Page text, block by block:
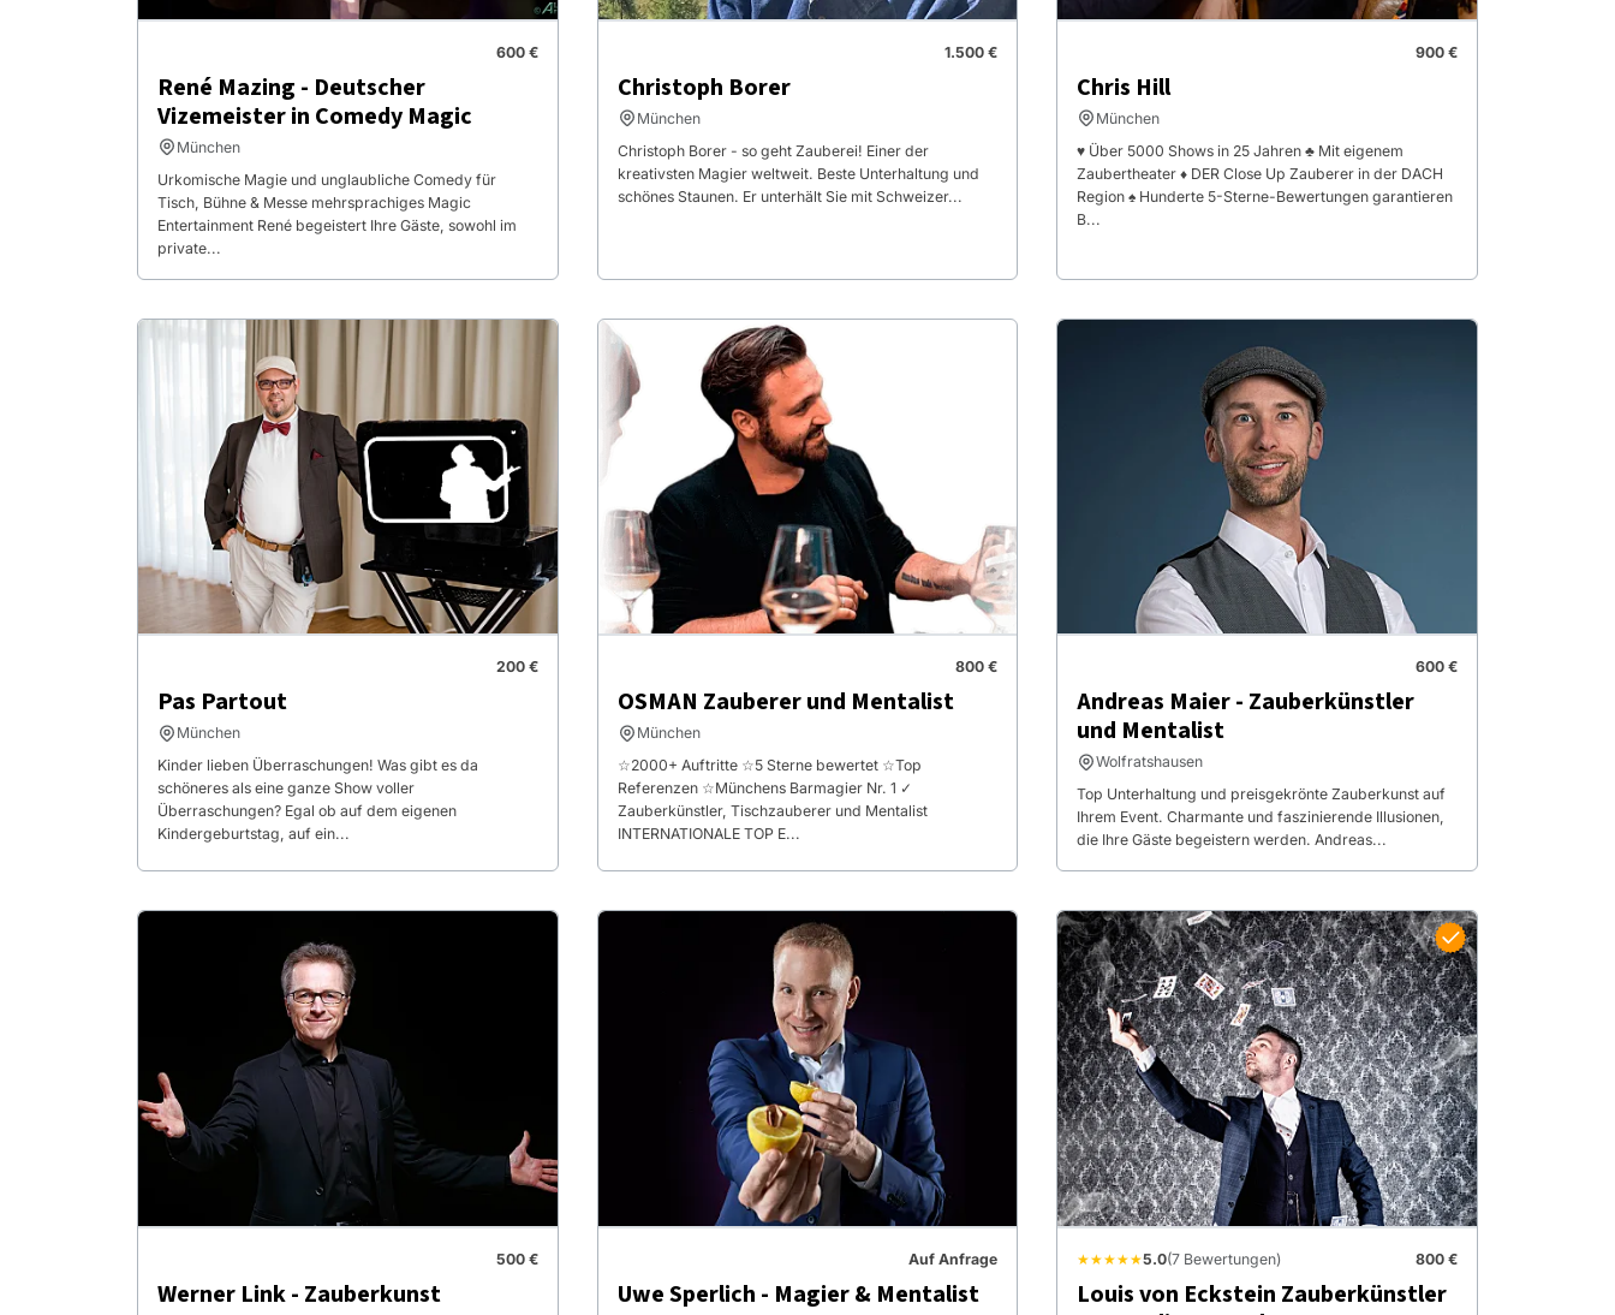
600 €
René Mazing - Deutscher
Vizemeister in Comedy Magic
München
Urkomische Magie und unglaubliche Comedy für
Tisch, Bühne & Messe mehrsprachiges Magic
Entertainment René begeistert Ihre Gäste, sowohl im
private...
1.500 €
Christoph Borer
München
Christoph Borer - so geht Zauberei! Einer der
kreativsten Magier weltweit. Beste Unterhaltung und
schönes Staunen. Er unterhält Sie mit Schweizer...
900 €
Chris Hill
München
♥ Über 5000 Shows in 25 Jahren ♣ Mit eigenem
Zaubertheater ♦ DER Close Up Zauberer in der DACH
Region ♠ Hunderte 5-Sterne-Bewertungen garantieren
B...
200 €
Pas Partout
München
Kinder lieben Überraschungen! Was gibt es da
schöneres als eine ganze Show voller
Überraschungen? Egal ob auf dem eigenen
Kindergeburtstag, auf ein...
800 €
OSMAN Zauberer und Mentalist
München
☆2000+ Auftritte ☆5 Sterne bewertet ☆Top
Referenzen ☆Münchens Barmagier Nr. 1 ✓
Zauberkünstler, Tischzauberer und Mentalist
INTERNATIONALE TOP E...
600 €
Andreas Maier - Zauberkünstler
und Mentalist
Wolfratshausen
Top Unterhaltung und preisgekrönte Zauberkunst auf
Ihrem Event. Charmante und faszinierende Illusionen,
die Ihre Gäste begeistern werden. Andreas...
500 €
Werner Link - Zauberkunst
Auf Anfrage
Uwe Sperlich - Magier & Mentalist
★★★★★5.0(7 Bewertungen) 800 €
Louis von Eckstein Zauberkünstler